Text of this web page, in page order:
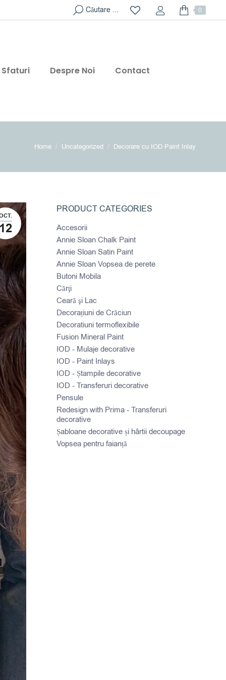
Search:Căutare ... 0
Sfaturi Despre Noi Contact
You are here:
Home Uncategorized Decorare cu IOD Paint Inlay
PRODUCT CATEGORIES
Accesorii
Annie Sloan Chalk Paint
Annie Sloan Satin Paint
Annie Sloan Vopsea de perete
Butoni Mobila
Cărţi
Ceară şi Lac
Decorațiuni de Crăciun
Decoratiuni termoflexibile
Fusion Mineral Paint
IOD - Mulaje decorative
IOD - Paint Inlays
IOD - Ștampile decorative
IOD - Transferuri decorative
Pensule
Redesign with Prima - Transferuri
decorative
Șabloane decorative și hârtii decoupage
Vopsea pentru faianță